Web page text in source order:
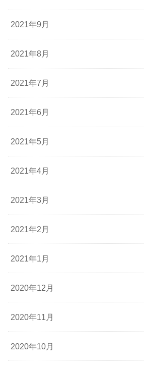
2021年9月
2021年8月
2021年7月
2021年6月
2021年5月
2021年4月
2021年3月
2021年2月
2021年1月
2020年12月
2020年11月
2020年10月